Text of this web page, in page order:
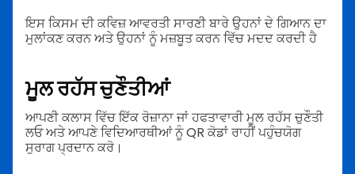
ਇਸ ਕਿਸਮ ਦੀ ਕਵਿਜ਼ ਆਵਰਤੀ ਸਾਰਣੀ ਬਾਰੇ ਉਹਨਾਂ ਦੇ ਗਿਆਨ ਦਾ
ਮੁਲਾਂਕਣ ਕਰਨ ਅਤੇ ਉਹਨਾਂ ਨੂੰ ਮਜ਼ਬੂਤ ਕਰਨ ਵਿੱਚ ਮਦਦ ਕਰਦੀ ਹੈ
ਮੂਲ ਰਹੱਸ ਚੁਣੌਤੀਆਂ
ਆਪਣੀ ਕਲਾਸ ਵਿੱਚ ਇੱਕ ਰੋਜ਼ਾਨਾ ਜਾਂ ਹਫਤਾਵਾਰੀ ਮੂਲ ਰਹੱਸ ਚੁਣੌਤੀ
ਲਓ ਅਤੇ ਆਪਣੇ ਵਿਦਿਆਰਥੀਆਂ ਨੂੰ QR ਕੋਡਾਂ ਰਾਹੀਂ ਪਹੁੰਚਯੋਗ
ਸੁਰਾਗ ਪ੍ਰਦਾਨ ਕਰੋ।